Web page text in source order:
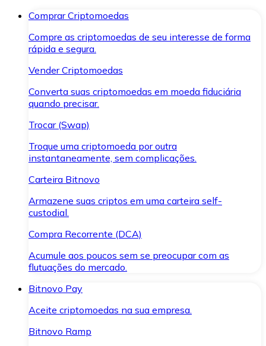
Comprar Criptomoedas
Compre as criptomoedas de seu interesse de forma
rápida e segura.
Vender Criptomoedas
Converta suas criptomoedas em moeda fiduciária
quando precisar.
Trocar (Swap)
Troque uma criptomoeda por outra
instantaneamente, sem complicações.
Carteira Bitnovo
Armazene suas criptos em uma carteira self-
custodial.
Compra Recorrente (DCA)
Acumule aos poucos sem se preocupar com as
flutuações do mercado.
Bitnovo Pay
Aceite criptomoedas na sua empresa.
Bitnovo Ramp